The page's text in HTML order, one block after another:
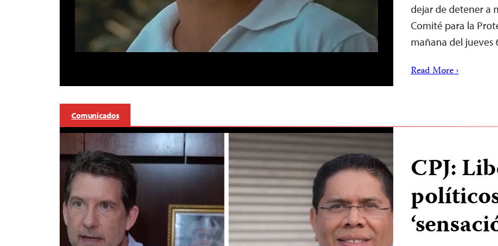
dejar de detener a
Comité para la
mañana del
Read More ›
Comunicados
CPJ: